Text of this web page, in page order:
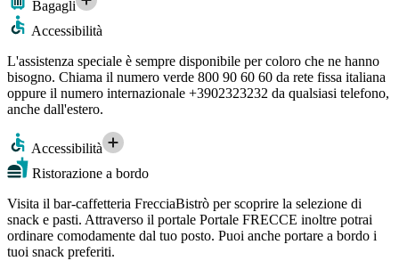
Bagagli
Accessibilità
L'assistenza speciale è sempre disponibile per coloro che ne hanno
bisogno. Chiama il numero verde 800 90 60 60 da rete fissa italiana
oppure il numero internazionale +3902323232 da qualsiasi telefono,
anche dall'estero.
Accessibilità
Ristorazione a bordo
Visita il bar-caffetteria FrecciaBistrò per scoprire la selezione di
snack e pasti. Attraverso il portale Portale FRECCE inoltre potrai
ordinare comodamente dal tuo posto. Puoi anche portare a bordo i
tuoi snack preferiti.